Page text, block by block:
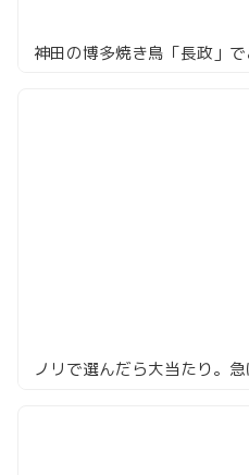
神田の博多焼き鳥「長政」